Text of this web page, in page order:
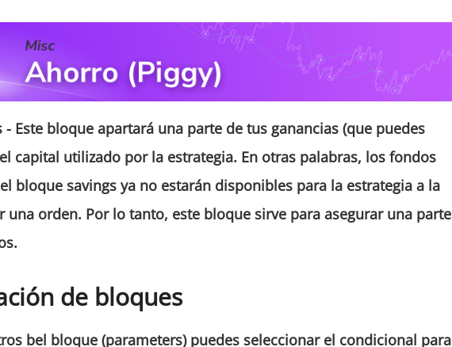
- Este bloque apartará una parte de tus ganancias (que puedes
capital utilizado por la estrategia. En otras palabras, los fondos
bloque savings ya no estarán disponibles para la estrategia a la
una orden. Por lo tanto, este bloque sirve para asegurar una parte
de bloques
bel bloque (parameters) puedes seleccionar el condicional para